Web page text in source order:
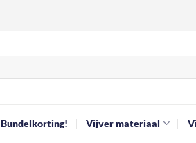
Bundelkorting! Vijver materiaal